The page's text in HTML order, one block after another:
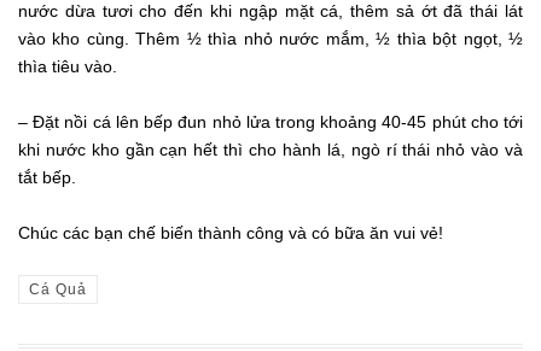
nước dừa tươi cho đến khi ngập mặt cá, thêm sả ớt đã thái lát
vào kho cùng. Thêm ½ thìa nhỏ nước mắm, ½ thìa bột ngọt, ½
thìa tiêu vào.
– Đặt nồi cá lên bếp đun nhỏ lửa trong khoảng 40-45 phút cho tới
khi nước kho gần cạn hết thì cho hành lá, ngò rí thái nhỏ vào và
tắt bếp.
Chúc các bạn chế biến thành công và có bữa ăn vui vẻ!
Cá Quả